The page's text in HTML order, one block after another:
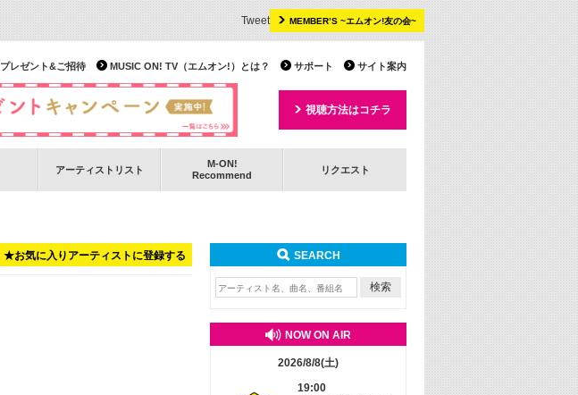
MEMBER’S ~エムオン!友の会~
Tweet
サイト案内
サポート
MUSIC ON! TV（エムオン!）とは？
プレゼント&ご招待
視聴方法はコチラ
アーティストリスト
M-ON!
Recommend
リクエスト
★お気に入りアーティストに登録する SEARCH
NOW ON AIR
2026/8/8(土)
19:00